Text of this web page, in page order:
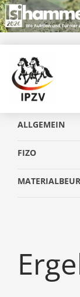
ALLGEMEIN
FIZO